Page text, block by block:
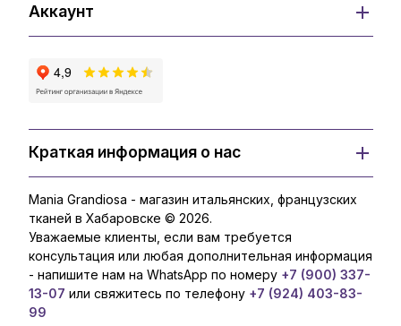
Аккаунт
Краткая информация о нас
Mania Grandiosa - магазин итальянских, французских
тканей в Хабаровске © 2026.
Уважаемые клиенты, если вам требуется
консультация или любая дополнительная информация
- напишите нам на WhatsApp по номеру +7 (900) 337-
13-07 или свяжитесь по телефону +7 (924) 403-83-
99